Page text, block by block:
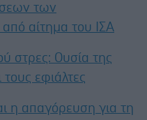
των
αίτημα του ΙΣΑ
στρες: Ουσία της
εφιάλτες
η απαγόρευση για τη